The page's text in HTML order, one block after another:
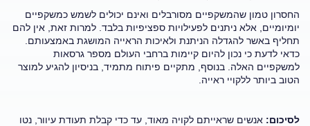
החסרון טמון שהמשקפיים מסורבלים ואינם יכולים לשמש כמשקפיים
יומיומיים, אלא ניתנים לפעילויות ספציפיות בלבד. למרות זאת, אין להם
תחליף באשר להגדלה הניתנת ולאיכות הראייה המושגת באמצעותם.
כדאי לדעת כי נכון להיום קיימות ברחבי העולם מספר גרסאות
למשקפיים האלה. בנוסף, מתקיים פיתוח מתמיד, בניסיון להגיע למוצר
הטוב ביותר ללקויי ראייה.
לסיכום: אנשים שראייתם לקויה מאוד, עד כדי קבלת תעודת עיוור, נטו